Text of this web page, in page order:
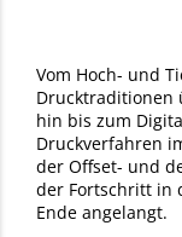
Vom Hoch- und
Drucktraditionen
hin bis zum
Druckverfahren
der Offset- und
der Fortschritt in
Ende angelangt.